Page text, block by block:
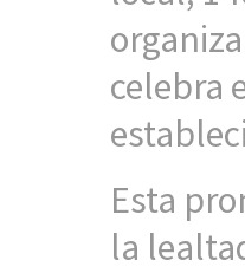
celebra
Esta
la